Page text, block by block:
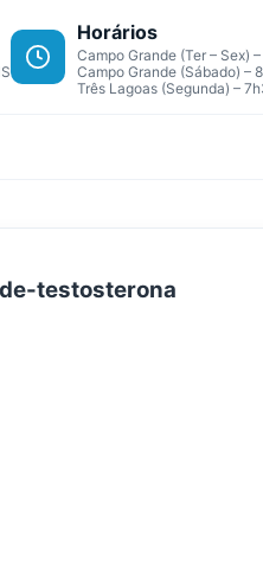
Horários
Campo Grande (Ter – Sex)
Campo Grande (Sábado) –
Três Lagoas (Segunda) –
testosterona